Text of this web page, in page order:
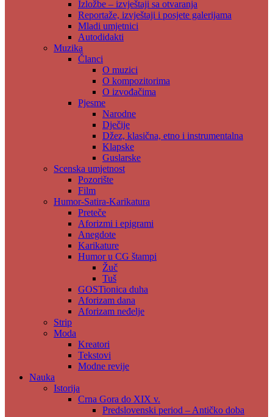
Izložbe – izvještaji sa otvaranja
Reportaže, izvještaji i posjete galerijama
Mladi umjetnici
Autodidakti
Muzika
Članci
O muzici
O kompozitorima
O izvođačima
Pjesme
Narodne
Dječije
Džez, klasična, etno i instrumentalna
Klapske
Guslarske
Scenska umjetnost
Pozorište
Film
Humor-Satira-Karikatura
Preteče
Aforizmi i epigrami
Anegdote
Karikature
Humor u CG štampi
Žuč
Tuš
GOSTionica duha
Aforizam dana
Aforizam neđelje
Strip
Moda
Kreatori
Tekstovi
Modne revije
Nauka
Istorija
Crna Gora do XIX v.
Predslovenski period – Antičko doba